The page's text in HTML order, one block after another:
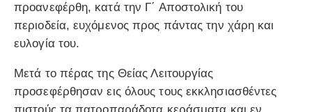
προανεφέρθη, κατά την Γ΄ Αποστολική του
περιοδεία, ευχόμενος προς πάντας την χάρη και
ευλογία του.
Μετά το πέρας της Θείας Λειτουργίας
προσεφέρθησαν εις όλους τους εκκλησιασθέντες